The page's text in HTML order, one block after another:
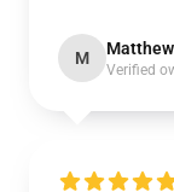
M Matthew
Verified